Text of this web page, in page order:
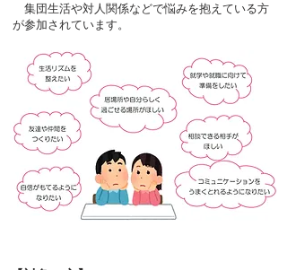
集団生活や対人関係などで悩みを抱えている方
が参加されています。